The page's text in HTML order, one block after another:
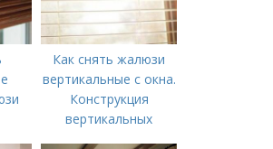
Как снять жалюзи
вертикальные с окна.
Конструкция
вертикальных